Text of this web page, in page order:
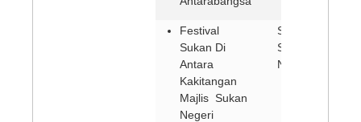
Festival
Sukan Di
Antara
Kakitangan
Majlis Sukan
Negeri
Shah Alam,
Selangor (7-12
November